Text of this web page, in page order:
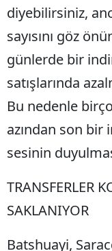
diyebilirsiniz,
sayısını göz
günlerde bir
satışlarında
Bu nedenle
azından son bir
sesinin
TRANSFERLER
SAKLANIYOR
Batshuayi,